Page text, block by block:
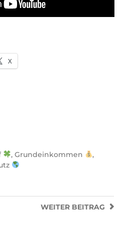
X
, Grundeinkommen
,
WEITER BEITRAG